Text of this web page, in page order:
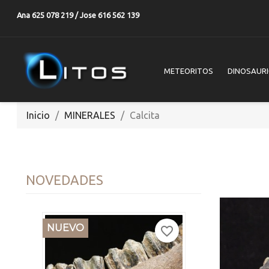
Ana 625 078 219 / Jose 616 562 139
METEORITOS
Inicio MINERALES Calcita
NOVEDADES
NUEVO favorite_border